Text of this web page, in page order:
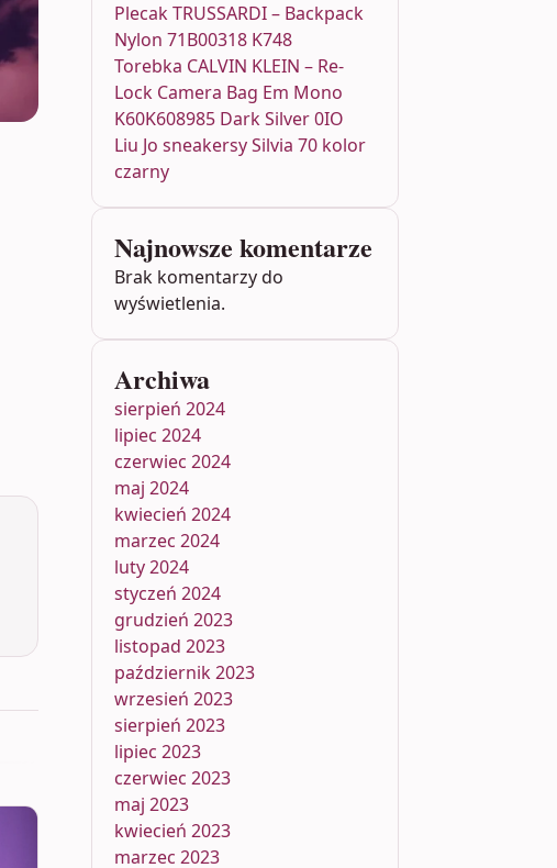
Plecak TRUSSARDI – Backpack
Nylon 71B00318 K748
Torebka CALVIN KLEIN – Re-
Lock Camera Bag Em Mono
K60K608985 Dark Silver 0IO
Liu Jo sneakersy Silvia 70 kolor
czarny
Najnowsze komentarze
Brak komentarzy do
wyświetlenia.
Archiwa
sierpień 2024
lipiec 2024
czerwiec 2024
maj 2024
kwiecień 2024
marzec 2024
luty 2024
styczeń 2024
grudzień 2023
listopad 2023
październik 2023
wrzesień 2023
sierpień 2023
lipiec 2023
czerwiec 2023
maj 2023
kwiecień 2023
marzec 2023